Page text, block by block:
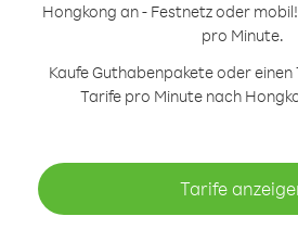
Hongkong an - Festnetz oder
pro Minute.
Kaufe Guthabenpakete oder
Tarife pro Minute nach
Tarife